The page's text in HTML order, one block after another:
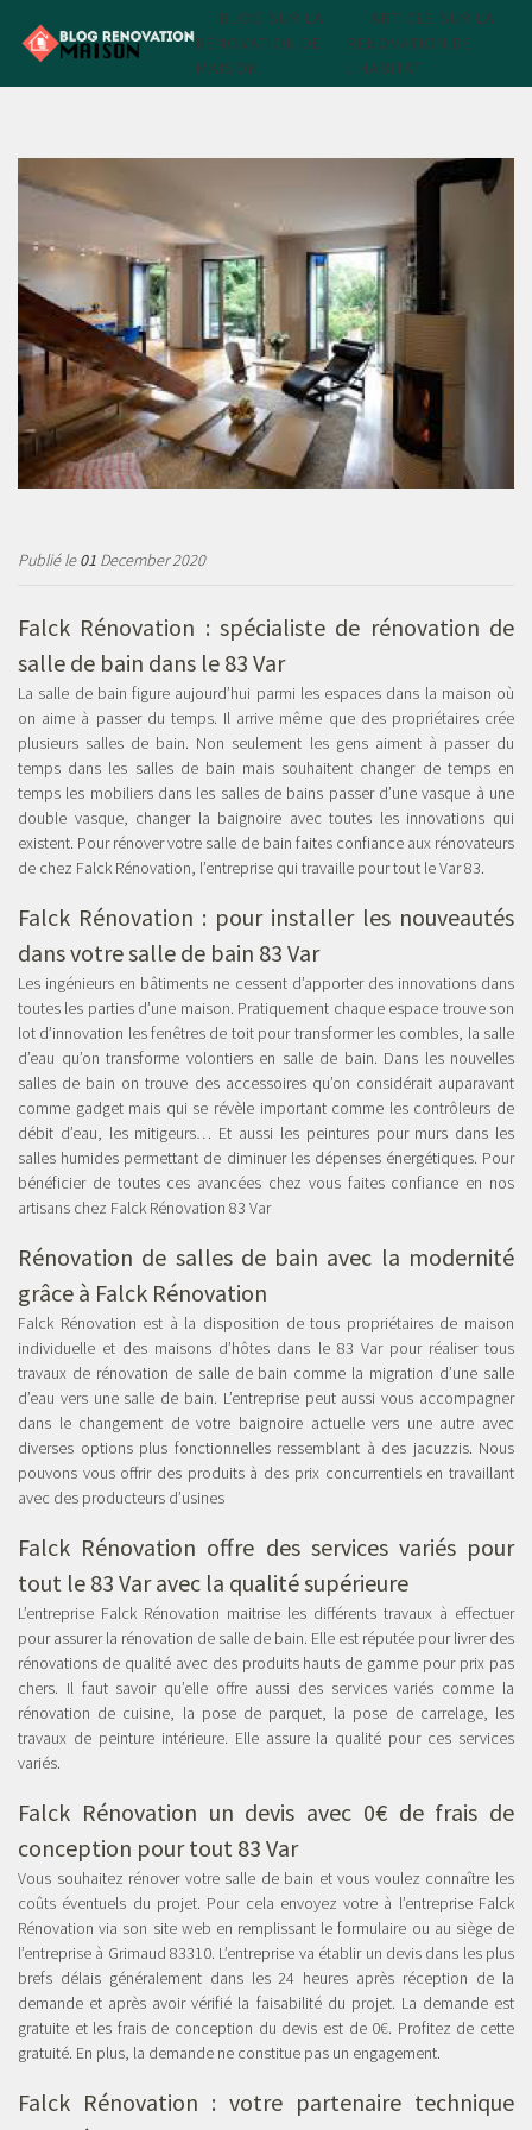
BLOG SUR LA
RÉNOVATION DE
MAISON
ARTICLE SUR LA
RENOVATION DE
L'HABITAT
Publié le01 December 2020
Falck Rénovation : spécialiste de rénovation de
salle de bain dans le 83 Var
La salle de bain figure aujourd’hui parmi les espaces dans la maison où
on aime à passer du temps. Il arrive même que des propriétaires crée
plusieurs salles de bain. Non seulement les gens aiment à passer du
temps dans les salles de bain mais souhaitent changer de temps en
temps les mobiliers dans les salles de bains passer d’une vasque à une
double vasque, changer la baignoire avec toutes les innovations qui
existent. Pour rénover votre salle de bain faites confiance aux rénovateurs
de chez Falck Rénovation, l’entreprise qui travaille pour tout le Var 83.
Falck Rénovation : pour installer les nouveautés
dans votre salle de bain 83 Var
Les ingénieurs en bâtiments ne cessent d’apporter des innovations dans
toutes les parties d’une maison. Pratiquement chaque espace trouve son
lot d’innovation les fenêtres de toit pour transformer les combles, la salle
d’eau qu’on transforme volontiers en salle de bain. Dans les nouvelles
salles de bain on trouve des accessoires qu’on considérait auparavant
comme gadget mais qui se révèle important comme les contrôleurs de
débit d’eau, les mitigeurs… Et aussi les peintures pour murs dans les
salles humides permettant de diminuer les dépenses énergétiques. Pour
bénéficier de toutes ces avancées chez vous faites confiance en nos
artisans chez Falck Rénovation 83 Var
Rénovation de salles de bain avec la modernité
grâce à Falck Rénovation
Falck Rénovation est à la disposition de tous propriétaires de maison
individuelle et des maisons d’hôtes dans le 83 Var pour réaliser tous
travaux de rénovation de salle de bain comme la migration d’une salle
d’eau vers une salle de bain. L’entreprise peut aussi vous accompagner
dans le changement de votre baignoire actuelle vers une autre avec
diverses options plus fonctionnelles ressemblant à des jacuzzis. Nous
pouvons vous offrir des produits à des prix concurrentiels en travaillant
avec des producteurs d’usines
Falck Rénovation offre des services variés pour
tout le 83 Var avec la qualité supérieure
L’entreprise Falck Rénovation maitrise les différents travaux à effectuer
pour assurer la rénovation de salle de bain. Elle est réputée pour livrer des
rénovations de qualité avec des produits hauts de gamme pour prix pas
chers. Il faut savoir qu’elle offre aussi des services variés comme la
rénovation de cuisine, la pose de parquet, la pose de carrelage, les
travaux de peinture intérieure. Elle assure la qualité pour ces services
variés.
Falck Rénovation un devis avec 0€ de frais de
conception pour tout 83 Var
Vous souhaitez rénover votre salle de bain et vous voulez connaître les
coûts éventuels du projet. Pour cela envoyez votre à l’entreprise Falck
Rénovation via son site web en remplissant le formulaire ou au siège de
l’entreprise à Grimaud 83310. L’entreprise va établir un devis dans les plus
brefs délais généralement dans les 24 heures après réception de la
demande et après avoir vérifié la faisabilité du projet. La demande est
gratuite et les frais de conception du devis est de 0€. Profitez de cette
gratuité. En plus, la demande ne constitue pas un engagement.
Falck Rénovation : votre partenaire technique